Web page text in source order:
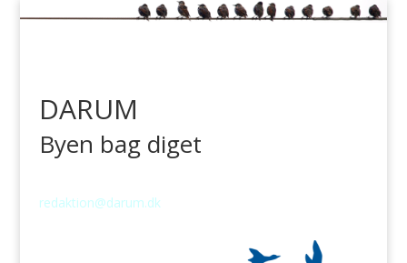
DARUM
Byen bag diget
redaktion@darum.dk